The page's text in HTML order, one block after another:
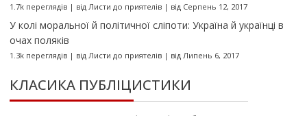
1.7k переглядів| від Листи до приятелів| від Серпень 12, 2017
У колі моральної й політичної сліпоти: Україна й українці в
очах поляків
1.3k переглядів| від Листи до приятелів| від Липень 6, 2017
КЛАСИКА ПУБЛІЦИСТИКИ